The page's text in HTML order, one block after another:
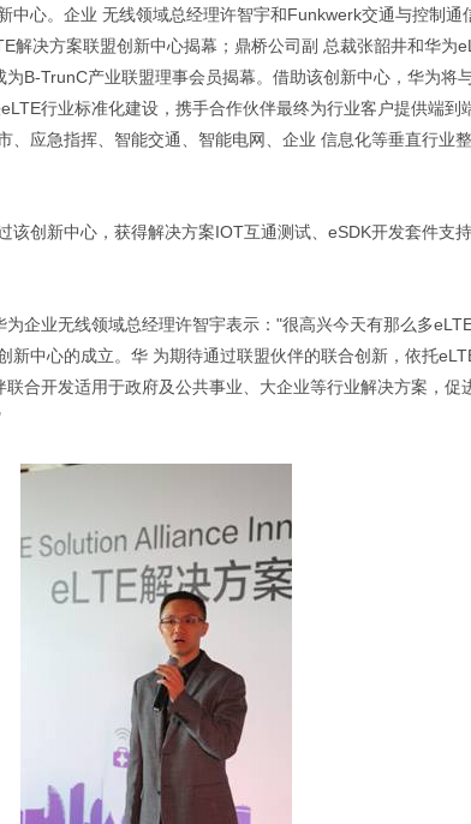
中心。企业 无线领域总经理许智宇和Funkwerk交通与控制通
解决方案联盟创新中心揭幕；鼎桥公司副 总裁张韶井和华为
B-TrunC产业联盟理事会员揭幕。借助该创新中心，华为将
行业标准化建设，携手合作伙伴最终为行业客户提供端到
、应急指挥、智能交通、智能电网、企业 信息化等垂直行业
该创新中心，获得解决方案IOT互通测试、eSDK开发套件支
企业无线领域总经理许智宇表示："很高兴今天有那么多
新中心的成立。华 为期待通过联盟伙伴的联合创新，依托
合开发适用于政府及公共事业、大企业等行业解决方案，促